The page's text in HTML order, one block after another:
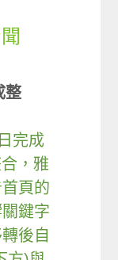
整
完成
，雅
頁的
鍵字
後自